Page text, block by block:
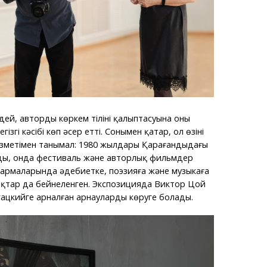
автордың көркем тілінің қалыптасуына оның
кәсібі көп әсер етті. Сонымен қатар, ол өзінің
танымал: 1980 жылдары Қарағандыдағы
онда фестиваль және авторлық фильмдер
әдебиетке, поэзияға және музыкаға
да бейнеленген. Экспозицияда Виктор Цой
арналған арнауларды көруге болады.